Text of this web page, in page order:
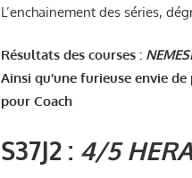
L’enchainement des séries,
Résultats des courses :
Ainsi qu’une furieuse envie
pour Coach
S37J2 : 4/5